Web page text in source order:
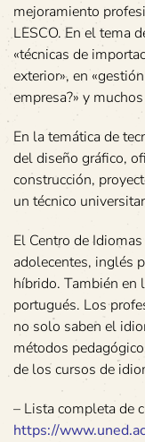
mejoramiento
LESCO. En el tema
«técnicas de
exterior», en
empresa?» y
En la temática de
del diseño gráfico,
construcción,
un técnico
El Centro de
adolecentes, inglés
híbrido. También en
portugués. Los
no solo saben el
métodos
de los cursos de
– Lista completa de
https://